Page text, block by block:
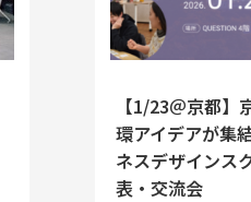
【1/23＠京都
環アイデアが集
ネスデザインス
表・交流会